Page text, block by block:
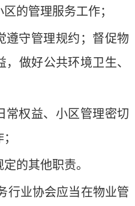
的管理服务工作；
遵守管理规约；督促物
做好公共环境卫生、
常权益、小区管理密切
的其他职责。
业协会应当在物业管